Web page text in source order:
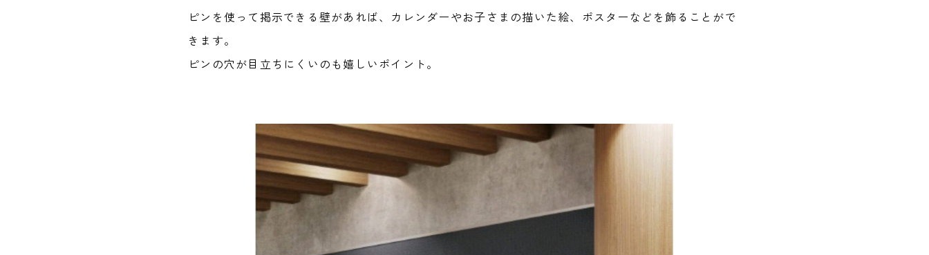
ピンを使って掲示できる壁があれば、カレンダーやお子さまの描いた絵、ポスターなどを飾ることがで
きます。
ピンの穴が目立ちにくいのも嬉しいポイント。